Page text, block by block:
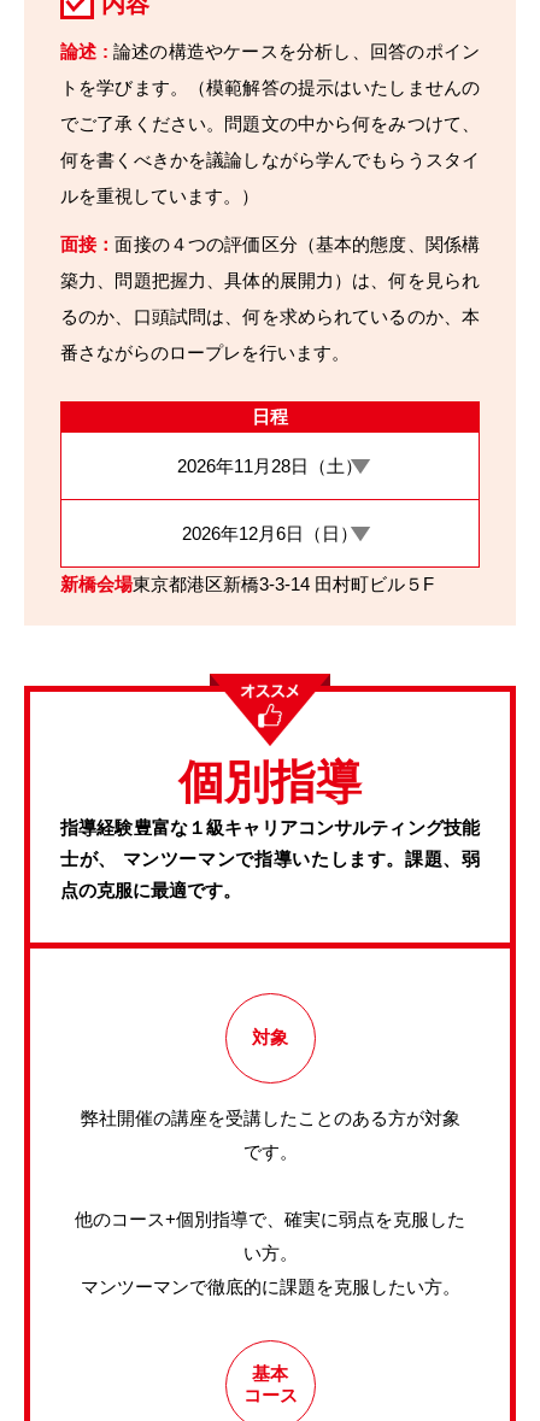
論述 : 論述の構造やケースを分析し、回答のポイン
トを学びます。（模範解答の提示はいたしませんの
でご了承ください。問題文の中から何をみつけて、
何を書くべきかを議論しながら学んでもらうスタイ
ルを重視しています。）
面接：面接の４つの評価区分（基本的態度、関係構
築力、問題把握力、具体的展開力）は、何を見られ
るのか、口頭試問は、何を求められているのか、本
番さながらのロープレを行います。
日程
2026年11月28日（土）
2026年12月6日（日）
新橋会場東京都港区新橋3-3-14 田村町ビル５F
個別指導
指導経験豊富な１級キャリアコンサルティング技能
士が、
マンツーマンで指導いたします。課題、弱
点の克服に最適です。
対象
弊社開催の講座を受講したことのある方が対象
です。
他のコース+個別指導で、確実に弱点を克服した
い方。
マンツーマンで徹底的に課題を克服したい方。
基本
コース